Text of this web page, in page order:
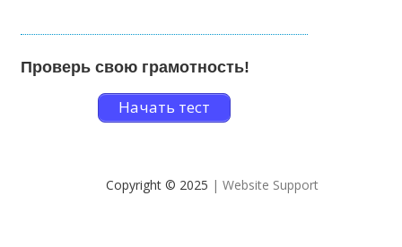
Проверь свою грамотность!
Начать тест
Copyright © 2025 | Website Support